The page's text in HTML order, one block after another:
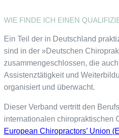
WIE FINDE ICH EINEN
Ein Teil der in Deutschland
sind in der »Deutschen
zusammengeschlossen, die
Assistenztätigkeit und
organisiert und überwacht.
Dieser Verband vertritt den
internationalen chiropraktischen
European Chiropractors’ Union